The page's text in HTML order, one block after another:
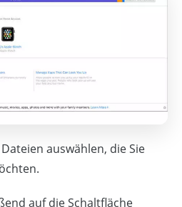
auswählen, die Sie
auf die Schaltfläche